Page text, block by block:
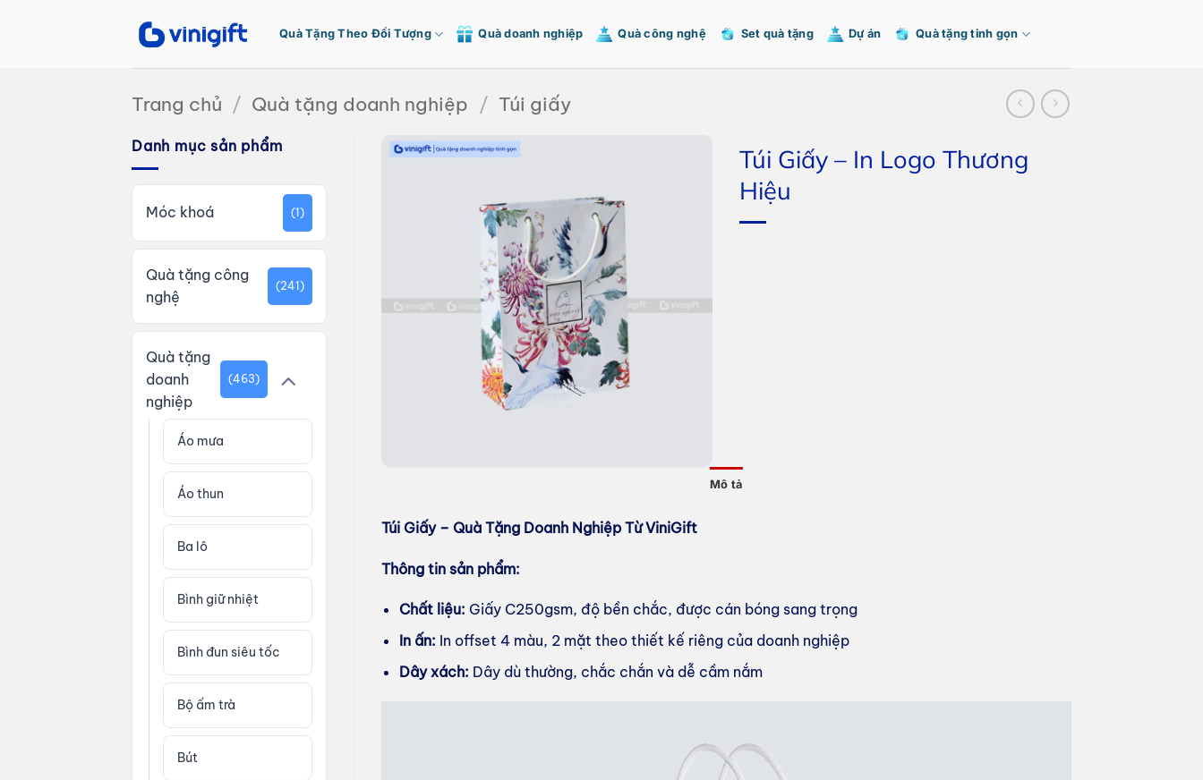
Quà Tặng Theo Đối Tượng Quà doanh nghiệp Quà công nghệ Set quà tặng Dự án Quà tặng tinh gọn
Trang chủ / Quà tặng doanh nghiệp / Túi giấy
Danh mục sản phẩm
Móc khoá (1)
Quà tặng công
nghệ
(241)
Quà tặng
doanh
nghiệp
(463)
Áo mưa
Áo thun
Ba lô
Bình giữ nhiệt
Bình đun siêu tốc
Bộ ấm trà
Bút
Túi Giấy – In Logo Thương
Hiệu
Mô tả
Túi Giấy – Quà Tặng Doanh Nghiệp Từ ViniGift
Thông tin sản phẩm:
Chất liệu: Giấy C250gsm, độ bền chắc, được cán bóng sang trọng
In ấn: In offset 4 màu, 2 mặt theo thiết kế riêng của doanh nghiệp
Dây xách: Dây dù thường, chắc chắn và dễ cầm nắm